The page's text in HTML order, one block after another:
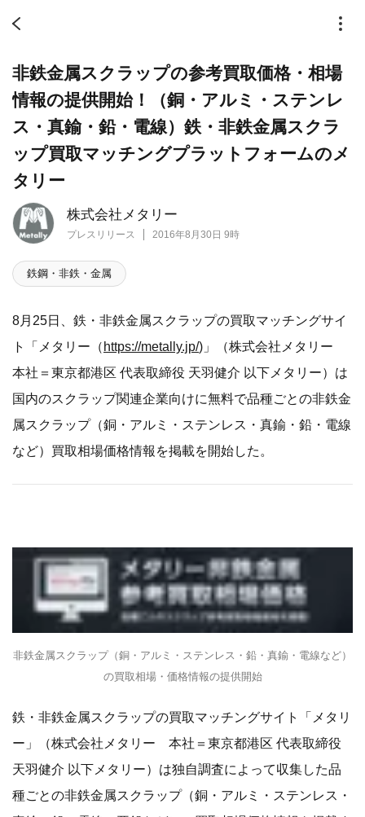
株式会社メタリー
プレスリリース 2016年8月30日 9時
非鉄金属スクラップの参考買取価格・相場
情報の提供開始！（銅・アルミ・ステンレ
ス・真鍮・鉛・電線）鉄・非鉄金属スクラ
ップ買取マッチングプラットフォームのメ
タリー
鉄鋼・非鉄・金属
8月25日、鉄・非鉄金属スクラップの買取マッチングサイ
ト「メタリー（https://metally.jp/)」（株式会社メタリー
本社＝東京都港区 代表取締役 天羽健介 以下メタリー）は
国内のスクラップ関連企業向けに無料で品種ごとの非鉄金
属スクラップ（銅・アルミ・ステンレス・真鍮・鉛・電線
など）買取相場価格情報を掲載を開始した。
​非鉄金属スクラップ（銅・アルミ・ステンレス・鉛・真鍮・電線など）
の買取相場・価格情報の提供開始​
鉄・非鉄金属スクラップの買取マッチングサイト「メタリ
ー」（株式会社メタリー 本社＝東京都港区 代表取締役
天羽健介 以下メタリー）は独自調査によって収集した品
種ごとの非鉄金属スクラップ（銅・アルミ・ステンレス・